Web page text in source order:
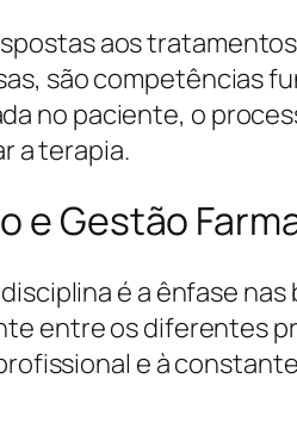
aos
são competências
no paciente, o
a terapia.
e Gestão
é a ênfase
entre os diferentes
e à